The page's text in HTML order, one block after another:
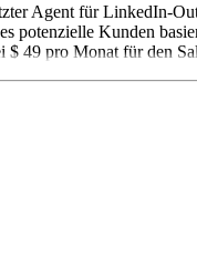
Agent für LinkedIn-
potenzielle Kunden
$ 49 pro Monat für den